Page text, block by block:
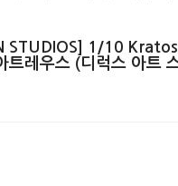
STUDIOS] 1/10
레우스 (디럭스 아트 스